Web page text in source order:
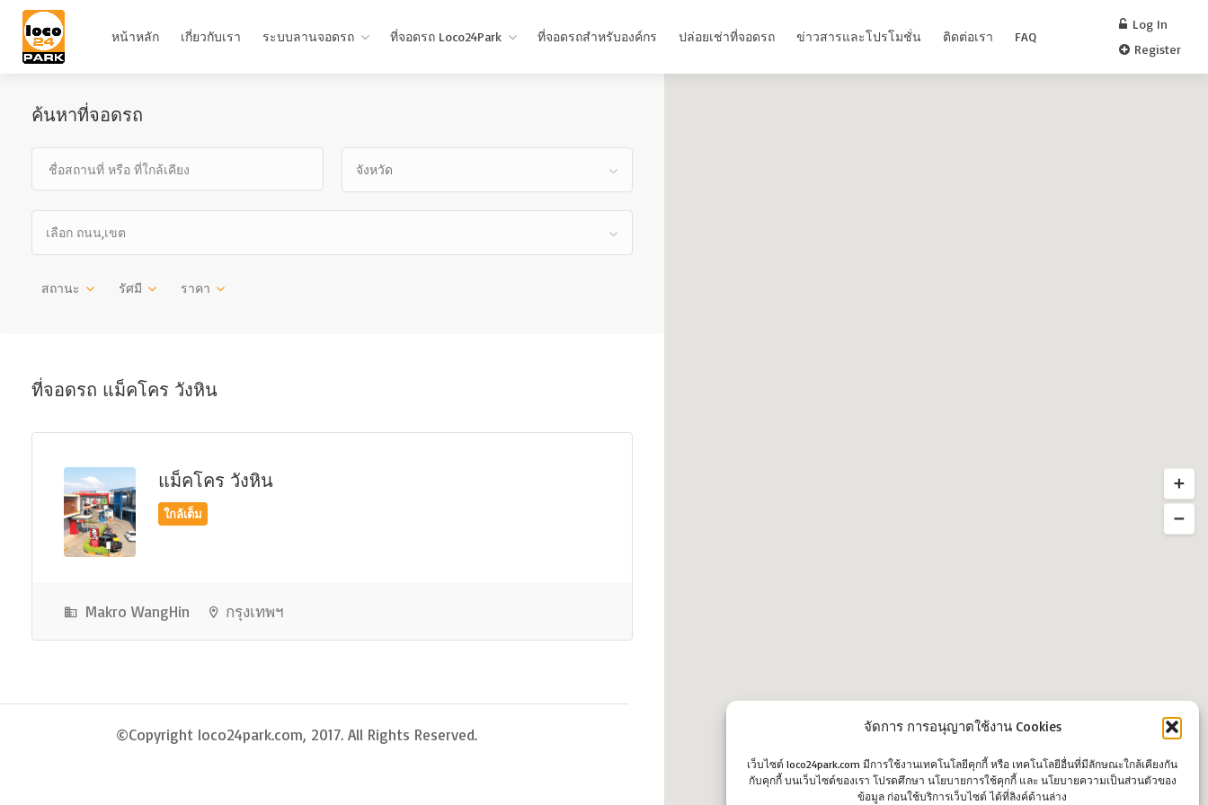
จัดการ การอนุญาตใช้งาน Cookies
เว็บไซต์ loco24park.com มีการใช้งานเทคโนโลยีคุกกี้ หรือ เทคโนโลยีอื่นที่มีลักษณะใกล้เคียงกัน
กับคุกกี้ บนเว็บไซต์ของเรา โปรดศึกษา นโยบายการใช้คุกกี้ และ นโยบายความเป็นส่วนตัวของ
ข้อมูล ก่อนใช้บริการเว็บไซต์ ได้ที่ลิงค์ด้านล่าง
หน้าหลัก เกี่ยวกับเรา ระบบลานจอดรถ ที่จอดรถ Loco24Park ที่จอดรถสำหรับองค์กร ปล่อยเช่าที่จอดรถ ข่าวสารและโปรโมชั่น ติดต่อเรา FAQ
Log In
Register
ค้นหาที่จอดรถ
จังหวัด
เลือก ถนน,เขต
สถานะ รัศมี ราคา
ที่จอดรถ แม็คโคร วังหิน
แม็คโคร วังหิน
ใกล้เต็ม
Makro WangHin กรุงเทพฯ
©Copyright loco24park.com, 2017. All Rights Reserved.